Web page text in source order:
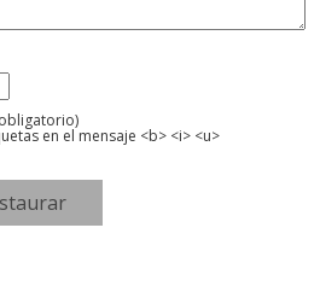
en el mensaje <b> <i> <u>